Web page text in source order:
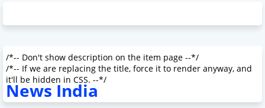
/*-- Don't show description on the item page --*/
/*-- If we are replacing the title, force it to render anyway, and
it'll be hidden in CSS. --*/
News India